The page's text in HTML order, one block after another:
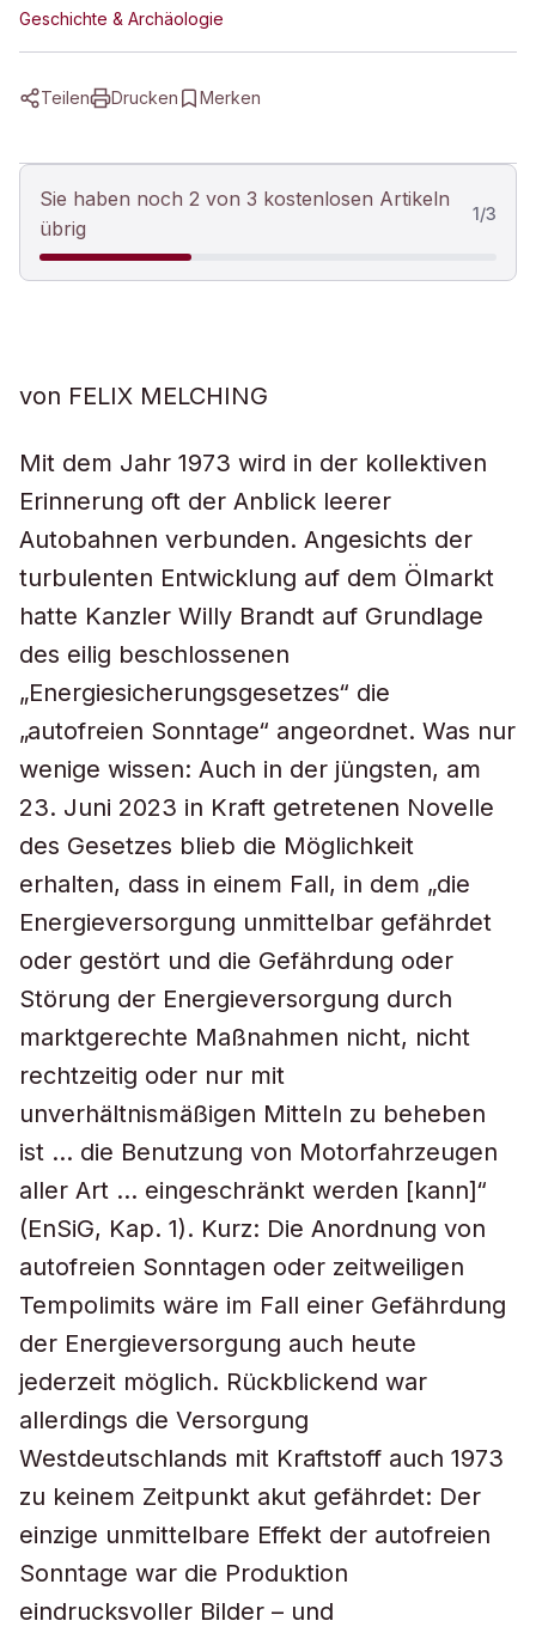
Geschichte & Archäologie
Teilen Drucken Merken
Sie haben noch 2 von 3 kostenlosen Artikeln
übrig
1/3
von FELIX MELCHING
Mit dem Jahr 1973 wird in der kollektiven
Erinnerung oft der Anblick leerer
Autobahnen verbunden. Angesichts der
turbulenten Entwicklung auf dem Ölmarkt
hatte Kanzler Willy Brandt auf Grundlage
des eilig beschlossenen
„Energiesicherungsgesetzes“ die
„autofreien Sonntage“ angeordnet. Was nur
wenige wissen: Auch in der jüngsten, am
23. Juni 2023 in Kraft getretenen Novelle
des Gesetzes blieb die Möglichkeit
erhalten, dass in einem Fall, in dem „die
Energieversorgung unmittelbar gefährdet
oder gestört und die Gefährdung oder
Störung der Energieversorgung durch
marktgerechte Maßnahmen nicht, nicht
rechtzeitig oder nur mit
unverhältnismäßigen Mitteln zu beheben
ist … die Benutzung von Motorfahrzeugen
aller Art … eingeschränkt werden [kann]“
(EnSiG, Kap. 1). Kurz: Die Anordnung von
autofreien Sonntagen oder zeitweiligen
Tempolimits wäre im Fall einer Gefährdung
der Energieversorgung auch heute
jederzeit möglich. Rückblickend war
allerdings die Versorgung
Westdeutschlands mit Kraftstoff auch 1973
zu keinem Zeitpunkt akut gefährdet: Der
einzige unmittelbare Effekt der autofreien
Sonntage war die Produktion
eindrucksvoller Bilder – und